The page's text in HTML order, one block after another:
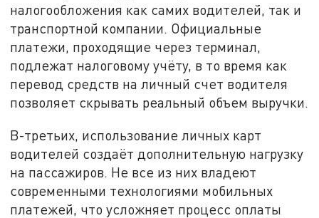
налогообложения как самих водителей, так и
транспортной компании. Официальные
платежи, проходящие через терминал,
подлежат налоговому учёту, в то время как
перевод средств на личный счет водителя
позволяет скрывать реальный объем выручки.
В-третьих, использование личных карт
водителей создаёт дополнительную нагрузку
на пассажиров. Не все из них владеют
современными технологиями мобильных
платежей, что усложняет процесс оплаты